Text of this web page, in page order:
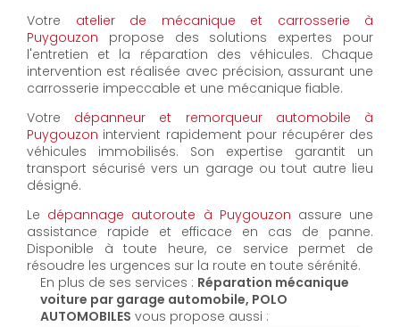
Votre atelier de mécanique et carrosserie à
Puygouzon propose des solutions expertes pour
l'entretien et la réparation des véhicules. Chaque
intervention est réalisée avec précision, assurant une
carrosserie impeccable et une mécanique fiable.
Votre dépanneur et remorqueur automobile à
Puygouzon intervient rapidement pour récupérer des
véhicules immobilisés. Son expertise garantit un
transport sécurisé vers un garage ou tout autre lieu
désigné.
Le dépannage autoroute à Puygouzon assure une
assistance rapide et efficace en cas de panne.
Disponible à toute heure, ce service permet de
résoudre les urgences sur la route en toute sérénité.
En plus de ses services : Réparation mécanique
voiture par garage automobile, POLO
AUTOMOBILES vous propose aussi :